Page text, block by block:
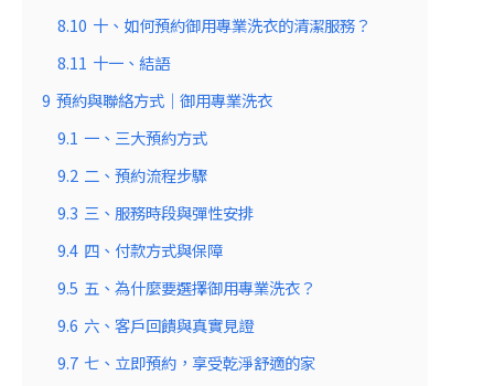
8.10 十、如何預約御用專業洗衣的清潔服務？
8.11 十一、結語
9 預約與聯絡方式｜御用專業洗衣
9.1 一、三大預約方式
9.2 二、預約流程步驟
9.3 三、服務時段與彈性安排
9.4 四、付款方式與保障
9.5 五、為什麼要選擇御用專業洗衣？
9.6 六、客戶回饋與真實見證
9.7 七、立即預約，享受乾淨舒適的家